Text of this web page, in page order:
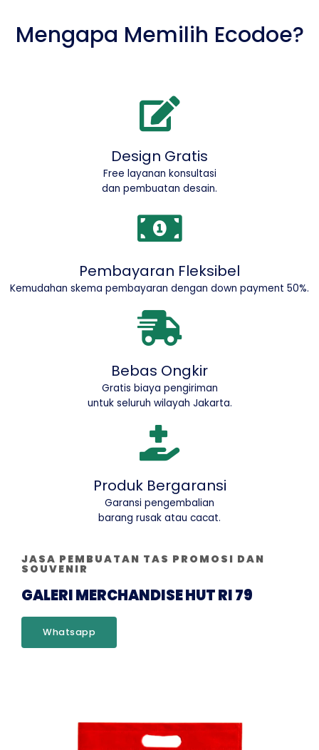
Mengapa Memilih Ecodoe?
Design Gratis
Free layanan konsultasi
dan pembuatan desain.
Pembayaran Fleksibel
Kemudahan skema pembayaran dengan down payment 50%.
Bebas Ongkir
Gratis biaya pengiriman
untuk seluruh wilayah Jakarta.
Produk Bergaransi
Garansi pengembalian
barang rusak atau cacat.
JASA PEMBUATAN TAS PROMOSI DAN
SOUVENIR
GALERI MERCHANDISE HUT RI 79
Whatsapp